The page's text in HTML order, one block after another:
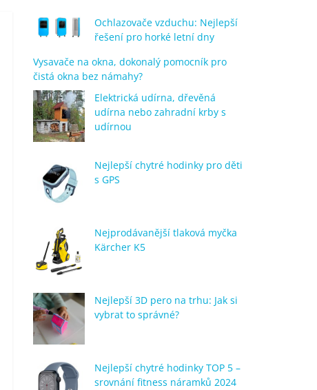
Ochlazovače vzduchu: Nejlepší
řešení pro horké letní dny
Vysavače na okna, dokonalý pomocník pro
čistá okna bez námahy?
Elektrická udírna, dřevěná
udírna nebo zahradní krby s
udírnou
Nejlepší chytré hodinky pro děti
s GPS
Nejprodávanější tlaková myčka
Kärcher K5
Nejlepší 3D pero na trhu: Jak si
vybrat to správné?
Nejlepší chytré hodinky TOP 5 –
srovnání fitness náramků 2024